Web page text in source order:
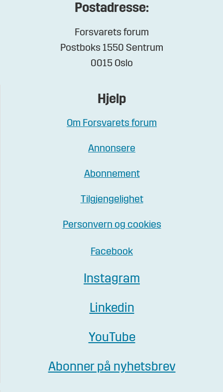
Postadresse:
Forsvarets forum
Postboks 1550 Sentrum
0015 Oslo
Hjelp
Om Forsvarets forum
Annonsere
Abonnement
Tilgjengelighet
Personvern og cookies
Facebook
Instagram
Linkedin
YouTube
Abonner på nyhetsbrev